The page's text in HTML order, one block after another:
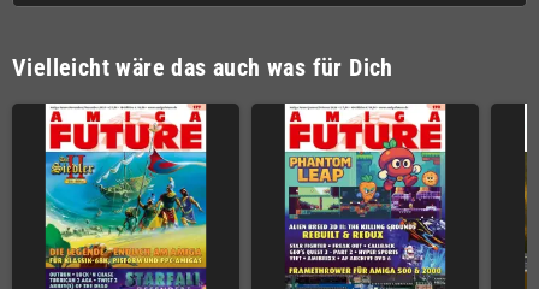
Vielleicht wäre das auch was für Dich